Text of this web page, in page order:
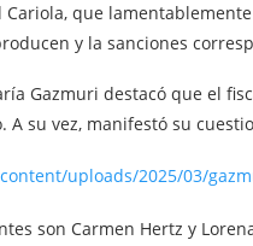
que
y la sanciones
Gazmuri destacó que el
su vez, manifestó su
uploads/2025/03/
son Carmen Hertz y